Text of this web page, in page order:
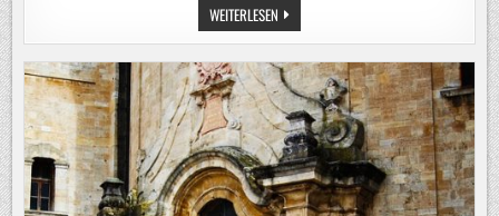
WEITERLESEN POL-
S:
STREIT
VERKEHRSTEILNEHMERN
ESKALIERT